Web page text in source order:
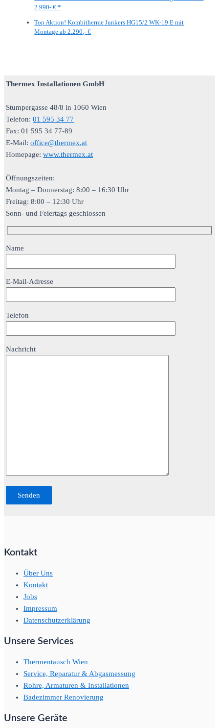
2.990- € *
Top Aktion! Kombitherme Junkers HG15/2 WK-19 E mit
Montage ab 2.290,- €
Thermex Installationen GmbH
Stumpergasse 48/8 in 1060 Wien
Telefon:01 595 34 77
Fax: 01 595 34 77-89
E-Mail:office@thermex.at
Homepage:www.thermex.at
Öffnungszeiten:
Montag – Donnerstag: 8:00 – 16:30 Uhr
Freitag: 8:00 – 12:30 Uhr
Sonn- und Feiertags geschlossen
Name
E-Mail-Adresse
Telefon
Nachricht
Kontakt
Über Uns
Kontakt
Jobs
Impressum
Datenschutzerklärung
Unsere Services
Thermentausch Wien
Service, Reparatur & Abgasmessung
Rohre, Armaturen & Installationen
Badezimmer Renovierung
Unsere Geräte